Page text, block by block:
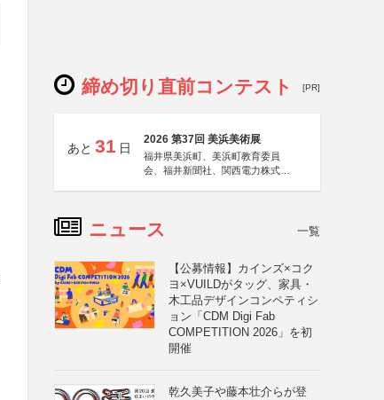
締め切り直前コンテスト [PR]
あと 31 日
2026 第37回 美浜美術展
福井県美浜町、美浜町教育委員
会、福井新聞社、関西電力株式会
ニュース 一覧
【公募情報】カインズ×コク
ヨ×VUILDがタッグ、家具・
木工品デザインコンペティシ
ョン「CDM Digi Fab
COMPETITION 2026」を初
開催
乾久美子や藤本壮介らが登